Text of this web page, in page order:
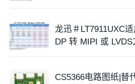
龙迅＃LT7911UXC
DP 转 MIPI 或 LVDS
CS5366电路图纸|替